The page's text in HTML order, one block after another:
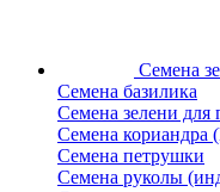
Семена
Семена базилика
Семена зелени для
Семена кориандра
Семена петрушки
Семена руколы